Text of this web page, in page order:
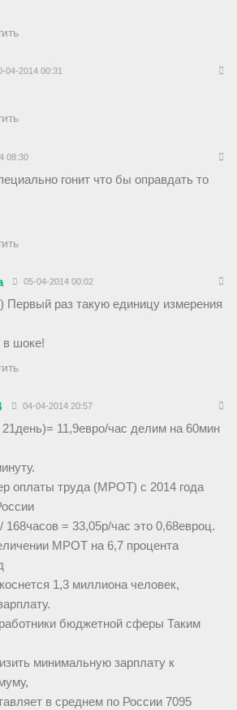
04-2014 00:31
08:30
гонит что бы оправдать то
05-04-2014 00:02
Первый раз такую единицу измерения
в шоке!
04-04-2014 20:57
11,9евро/час делим на 60мин
оплаты труда (МРОТ) с 2014 года
= 33,05р/час это 0,68евроц.
МРОТ на 6,7 процента
1,3 миллиона человек,
бюджетной сферы Таким
минимальную зарплату к
в среднем по России 7095